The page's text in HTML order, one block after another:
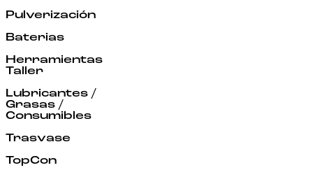
Pulverización
Baterias
Herramientas
Taller
Lubricantes /
Grasas /
Consumibles
Trasvase
TopCon